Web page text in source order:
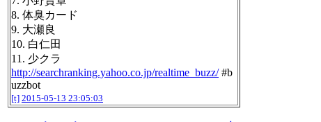
8. 体臭カード
9. 大瀬良
10. 白仁田
11. 少クラ
http://searchranking.yahoo.co.jp/realtime_buzz/#b
uzzbot
[t] 2015-05-13 23:05:03